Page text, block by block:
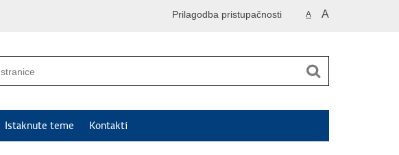
A A
Prilagodba pristupačnosti
Istaknute teme Kontakti